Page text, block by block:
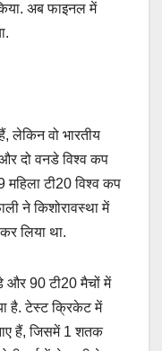
अब फाइनल में
लेकिन वो भारतीय
दो वनडे विश्व कप
टी20 विश्व कप
ने किशोरावस्था में
लिया था.
और 90 टी20 मैचों में
है. टेस्ट क्रिकेट में
हैं, जिसमें 1 शतक